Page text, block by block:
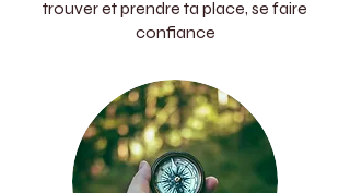
trouver et prendre ta place, se faire
confiance